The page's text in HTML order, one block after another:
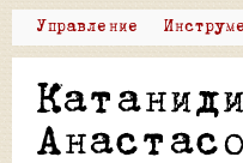
Управление